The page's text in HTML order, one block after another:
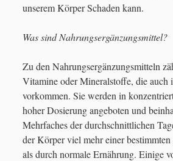
Elektrostimulation
open
Nahrungsergänzungsmittel
open
menu
menu
ZSD – Mailingliste
Patiententreffen für ZSD Betroffene
open
menu
Kontaktformular
Impressum
Neue Belege zur Wirksamkeit der
Klinische Studie mit ALK-001 zeigt
Tinlarebant 30. Januar 2023
Seitensuche
Suchen
unserem Körper Schaden kann.
Was sind Nahrungsergänzungsmittel?
Zu den Nahrungsergänzungsmitteln
Vitamine oder Mineralstoffe, die auch
vorkommen. Sie werden in
hoher Dosierung angeboten und
Mehrfaches der durchschnittlichen
der Körper viel mehr einer
als durch normale Ernährung. Einige